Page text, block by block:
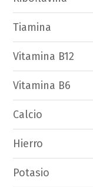
Tiamina
Vitamina B12
Vitamina B6
Calcio
Hierro
Potasio